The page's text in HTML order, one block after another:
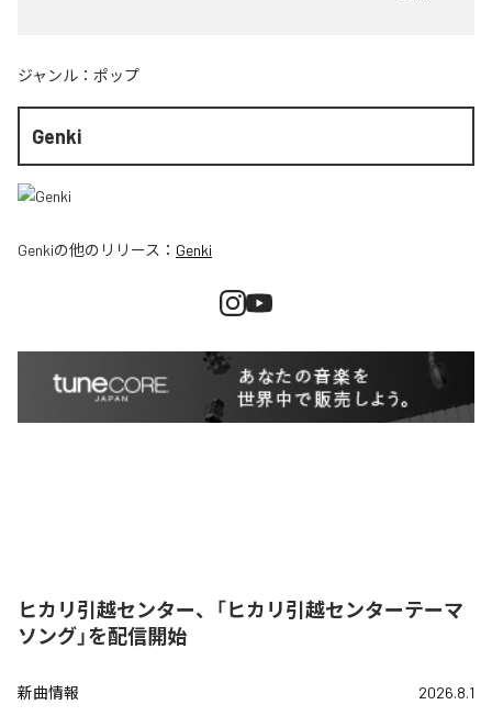
ジャンル： ポップ
Genki
Genkiの他のリリース： Genki
ヒカリ引越センター、「ヒカリ引越センターテーマ
ソング」を配信開始
新曲情報 2026.8.1